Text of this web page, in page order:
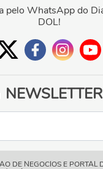
pelo WhatsApp do
DOL!
NEWSLETTER
DE NEGOCIOS E PORTAL